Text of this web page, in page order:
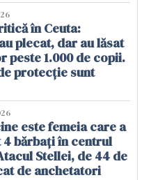
în Ceuta:
plecat, dar au lăsat
peste 1.000 de copii.
protecție sunt
este femeia care a
bărbați în centrul
Stellei, de 44 de
de anchetatori